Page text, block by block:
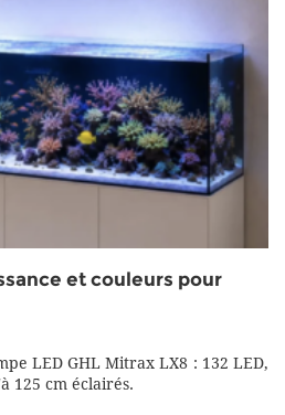
et couleurs pour
LED GHL Mitrax LX8 : 132 LED,
125 cm éclairés.